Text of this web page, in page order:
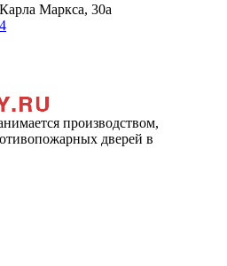
Маркса, 30а
производством,
дверей в